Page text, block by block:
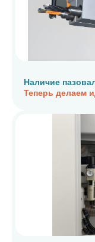
Наличие
Теперь делаем